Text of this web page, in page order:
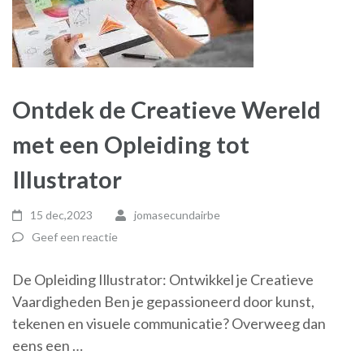
Ontdek de Creatieve Wereld
met een Opleiding tot
Illustrator
15 dec,2023
jomasecundairbe
Geef een reactie
De Opleiding Illustrator: Ontwikkel je Creatieve
Vaardigheden Ben je gepassioneerd door kunst,
tekenen en visuele communicatie? Overweeg dan
eens een …